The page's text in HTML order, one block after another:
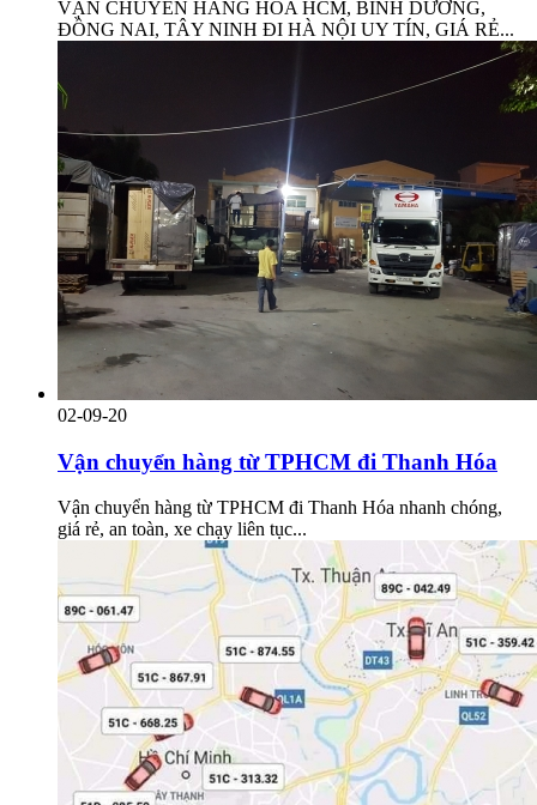
VẬN CHUYỂN HÀNG HÓA HCM, BÌNH DƯƠNG,
ĐỒNG NAI, TÂY NINH ĐI HÀ NỘI UY TÍN, GIÁ RẺ...
02-09-20
Vận chuyển hàng từ TPHCM đi Thanh Hóa
Vận chuyển hàng từ TPHCM đi Thanh Hóa nhanh chóng,
giá rẻ, an toàn, xe chạy liên tục...